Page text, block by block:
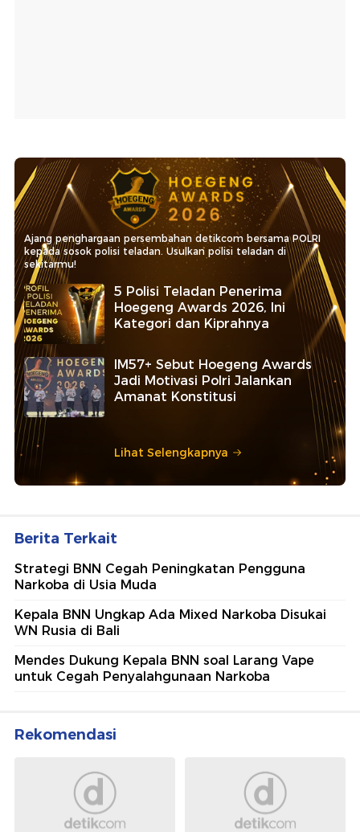
Ajang penghargaan persembahan detikcom bersama POLRI
kepada sosok polisi teladan. Usulkan polisi teladan di
sekitarmu!
5 Polisi Teladan Penerima
Hoegeng Awards 2026, Ini
Kategori dan Kiprahnya
IM57+ Sebut Hoegeng Awards
Jadi Motivasi Polri Jalankan
Amanat Konstitusi
Lihat Selengkapnya
Berita Terkait
Strategi BNN Cegah Peningkatan Pengguna
Narkoba di Usia Muda
Kepala BNN Ungkap Ada Mixed Narkoba Disukai
WN Rusia di Bali
Mendes Dukung Kepala BNN soal Larang Vape
untuk Cegah Penyalahgunaan Narkoba
Rekomendasi